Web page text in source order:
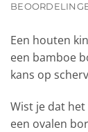
Een houten
een bamboe
kans op
Wist je dat
een ovalen